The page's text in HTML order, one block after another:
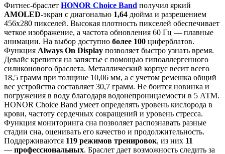
Фитнес-браслет HONOR Choice Band получил яркий
AMOLED-экран с диагональю 1,64 дюйма и разрешением
456x280 пикселей. Высокая плотность пикселей обеспечивает
четкое изображение, а частота обновления 60 Гц — плавные
анимации. На выбор доступно более 100 циферблатов.
Функция Always On Display позволяет быстро узнать время.
Девайс крепится на запястье с помощью гипоаллергенного
силиконового браслета. Металлический корпус весит всего
18,5 грамм при толщине 10,06 мм, а с учетом ремешка общий
вес устройства составляет 30,7 грамм. Не боится новинка и
погружения в воду благодаря водонепроницаемости в 5 АТМ.
HONOR Choice Band умеет определять уровень кислорода в
крови, частоту сердечных сокращений и уровень стресса.
Функция мониторинга сна позволяет распознавать разные
стадии сна, оценивать его качество и продолжительность.
Поддерживаются 119 режимов тренировок, из них 11
— профессиональных. Браслет дает возможность следить за